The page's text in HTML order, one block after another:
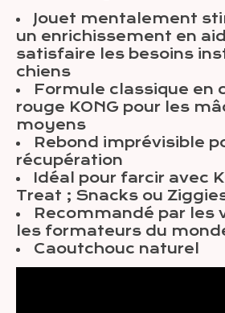
Jouet mentalement
un enrichissement en
satisfaire les besoins
chiens
Formule classique en
rouge KONG pour les
moyens
Rebond imprévisible
récupération
Idéal pour farcir avec
Treat ; Snacks ou
Recommandé par les
les formateurs du
Caoutchouc naturel